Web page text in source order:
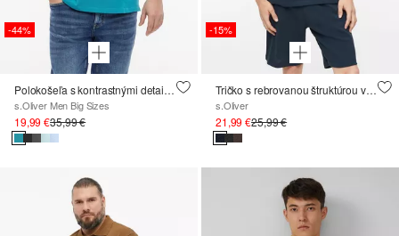
-44%
Polokošeľa s kontrastnými detailmi
s.Oliver Men Big Sizes
19,99 €35,99 €
-15%
Tričko s rebrovanou štruktúrou v modernom strihu
s.Oliver
21,99 €25,99 €